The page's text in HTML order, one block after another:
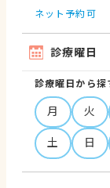
ネット予約可
診療曜日
診療曜日から探
月 火
土
日